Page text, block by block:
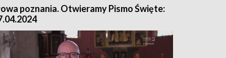
poznania. Otwieramy Pismo Święte: